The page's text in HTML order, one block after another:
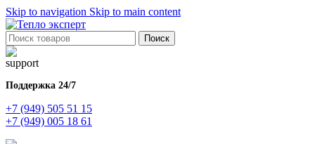
Skip to navigation Skip to main content
Поиск
Поддержка 24/7
+7 (949) 505 51 15
+7 (949) 005 18 61